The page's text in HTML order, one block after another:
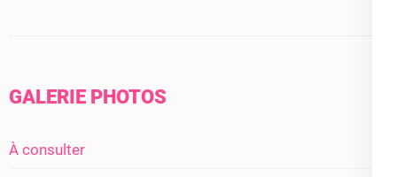
GALERIE PHOTOS
À consulter